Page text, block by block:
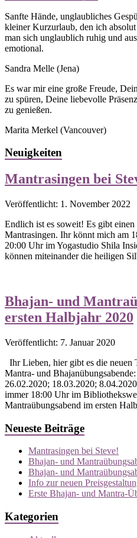
Sanfte Hände, unglaubliches
kleiner Kurzurlaub, den ich
man sich unglaublich ruhig und
emotional.
Sandra Melle (Jena)
Es war mir eine große Freude,
zu spüren, Deine liebevolle
zu genießen.
Marita Merkel (Vancouver)
Neuigkeiten
Mantrasingen bei
Veröffentlicht: 1. November 2022
Endlich ist es soweit! Es gibt
Mantrasingen. Ihr könnt mich am
20:00 Uhr im Yogastudio Shila
können miteinander die heiligen
Bhajan- und
ersten Halbjahr 2020
Veröffentlicht: 7. Januar 2020
Ihr Lieben, hier gibt es die neuen
Mantra- und
26.02.2020; 18.03.2020;
immer 18:00 Uhr im
Mantraübungsabend im ersten
Neueste Beiträge
Mantrasingen bei Steve!
Bhajan- und
Bhajan- und
Info zur neuen
Erste Bhajan- und Mantra-
Kategorien